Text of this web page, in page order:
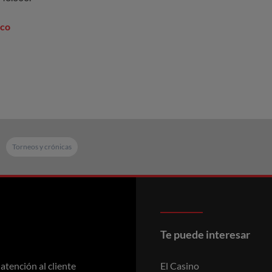
Torneos y crónicas
al cliente
Te puede interesar
El Casino